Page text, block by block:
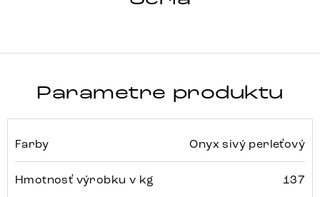
Parametre produktu
Farby Onyx sivý perleťový
Hmotnosť výrobku v kg 137